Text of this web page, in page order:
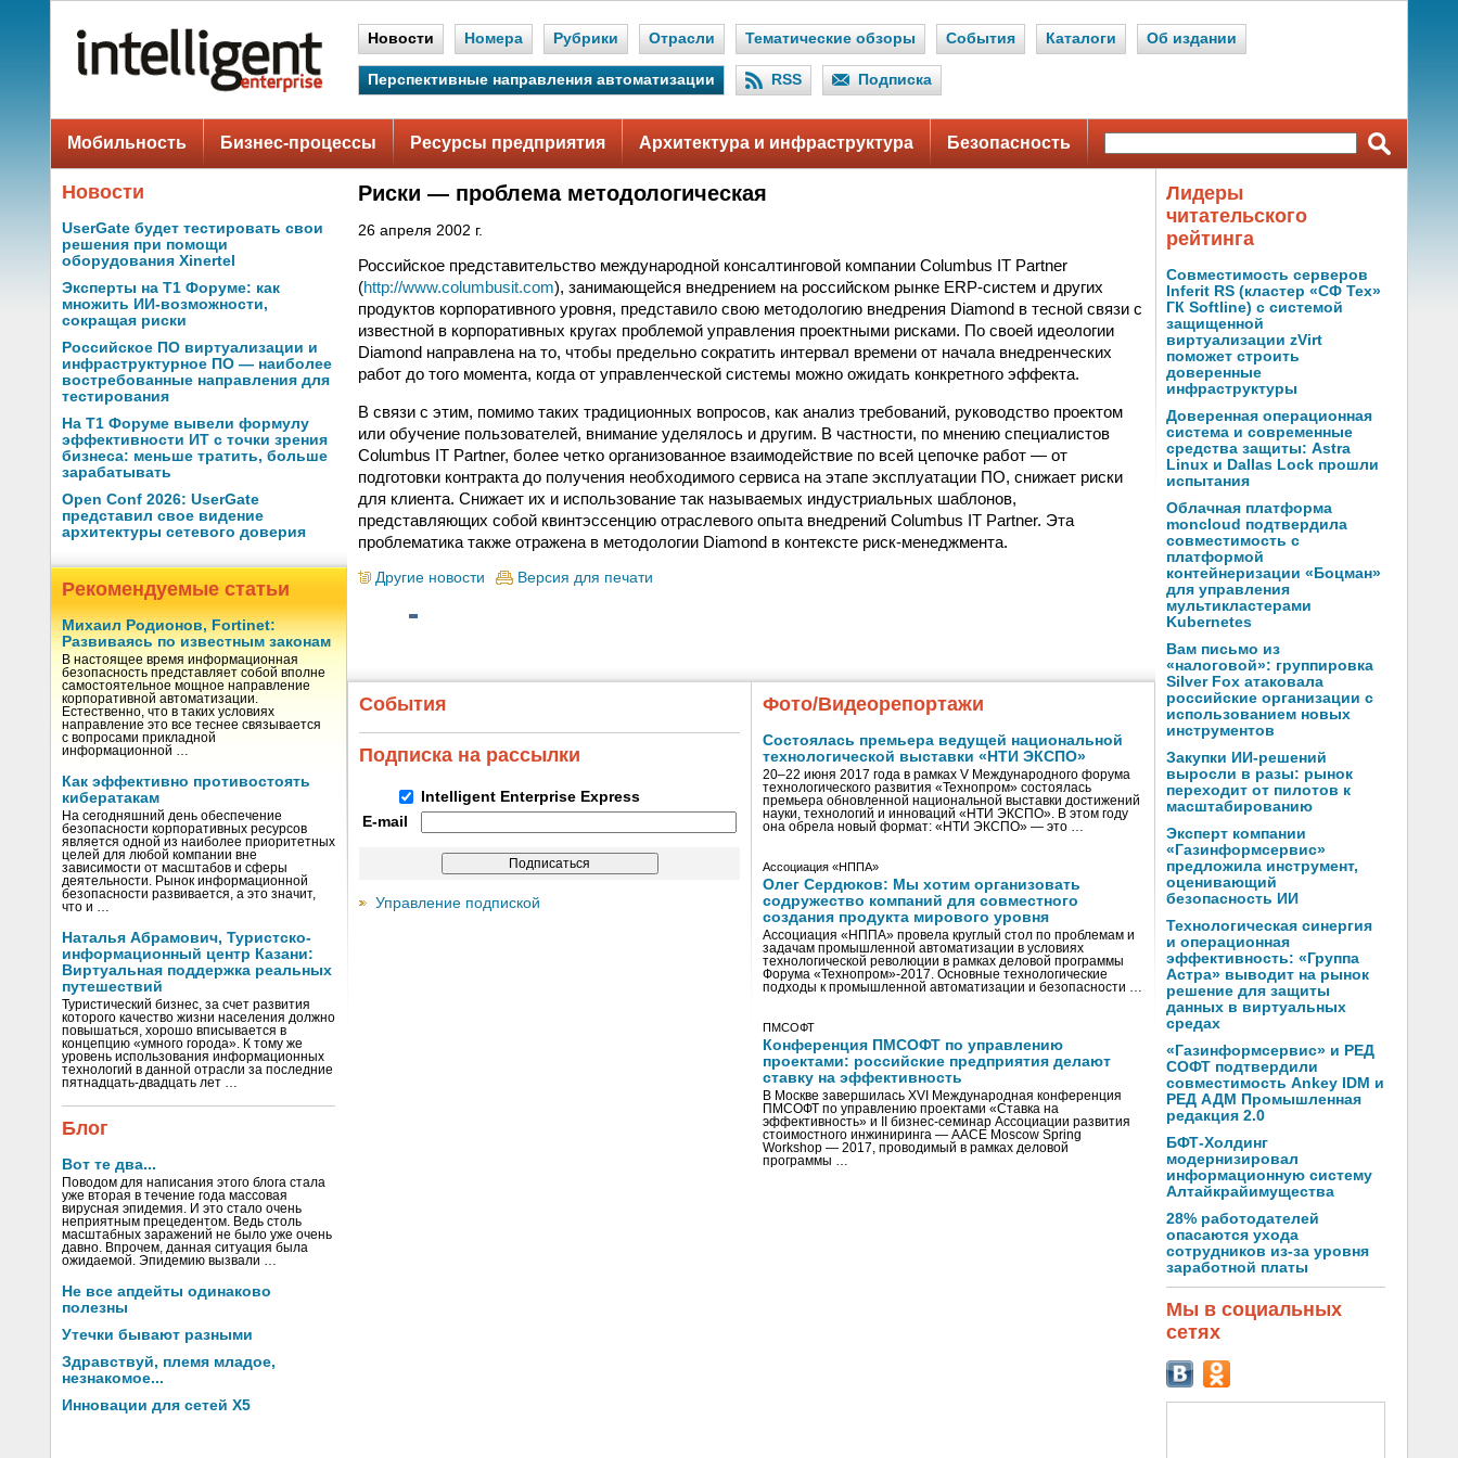
Новости Номера Рубрики Отрасли Тематические обзоры События Каталоги Об издании
Перспективные направления автоматизации RSS Подписка
Мобильность Бизнес-процессы Ресурсы предприятия Архитектура и инфраструктура Безопасность
Новости
UserGate будет тестировать свои
решения при помощи
оборудования Xinertel
Эксперты на Т1 Форуме: как
множить ИИ-возможности,
сокращая риски
Российское ПО виртуализации и
инфраструктурное ПО — наиболее
востребованные направления для
тестирования
На Т1 Форуме вывели формулу
эффективности ИТ с точки зрения
бизнеса: меньше тратить, больше
зарабатывать
Open Conf 2026: UserGate
представил свое видение
архитектуры сетевого доверия
Рекомендуемые статьи
Михаил Родионов, Fortinet:
Развиваясь по известным законам
В настоящее время информационная
безопасность представляет собой вполне
самостоятельное мощное направление
корпоративной автоматизации.
Естественно, что в таких условиях
направление это все теснее связывается
с вопросами прикладной
информационной …
Как эффективно противостоять
кибератакам
На сегодняшний день обеспечение
безопасности корпоративных ресурсов
является одной из наиболее приоритетных
целей для любой компании вне
зависимости от масштабов и сферы
деятельности. Рынок информационной
безопасности развивается, а это значит,
что и …
Наталья Абрамович, Туристско-
информационный центр Казани:
Виртуальная поддержка реальных
путешествий
Туристический бизнес, за счет развития
которого качество жизни населения должно
повышаться, хорошо вписывается в
концепцию «умного города». К тому же
уровень использования информационных
технологий в данной отрасли за последние
пятнадцать-двадцать лет …
Блог
Вот те два...
Поводом для написания этого блога стала
уже вторая в течение года массовая
вирусная эпидемия. И это стало очень
неприятным прецедентом. Ведь столь
масштабных заражений не было уже очень
давно. Впрочем, данная ситуация была
ожидаемой. Эпидемию вызвали …
Не все апдейты одинаково
полезны
Утечки бывают разными
Здравствуй, племя младое,
незнакомое...
Инновации для сетей X5
Риски — проблема методологическая
26 апреля 2002 г.
Российское представительство международной консалтинговой компании Columbus IT Partner
(http://www.columbusit.com), занимающейся внедрением на российском рынке ERP-систем и других
продуктов корпоративного уровня, представило свою методологию внедрения Diamond в тесной связи с
известной в корпоративных кругах проблемой управления проектными рисками. По своей идеологии
Diamond направлена на то, чтобы предельно сократить интервал времени от начала внедренческих
работ до того момента, когда от управленческой системы можно ожидать конкретного эффекта.
В связи с этим, помимо таких традиционных вопросов, как анализ требований, руководство проектом
или обучение пользователей, внимание уделялось и другим. В частности, по мнению специалистов
Columbus IT Partner, более четко организованное взаимодействие по всей цепочке работ — от
подготовки контракта до получения необходимого сервиса на этапе эксплуатации ПО, снижает риски
для клиента. Снижает их и использование так называемых индустриальных шаблонов,
представляющих собой квинтэссенцию отраслевого опыта внедрений Columbus IT Partner. Эта
проблематика также отражена в методологии Diamond в контексте риск-менеджмента.
Другие новости Версия для печати
События
Подписка на рассылки
Intelligent Enterprise Express
E-mail
Управление подпиской
Фото/Видеорепортажи
Состоялась премьера ведущей национальной
технологической выставки «НТИ ЭКСПО»
20–22 июня 2017 года в рамках V Международного форума
технологического развития «Технопром» состоялась
премьера обновленной национальной выставки достижений
науки, технологий и инноваций «НТИ ЭКСПО». В этом году
она обрела новый формат: «НТИ ЭКСПО» — это …
Ассоциация «НППА»
Олег Сердюков: Мы хотим организовать
содружество компаний для совместного
создания продукта мирового уровня
Ассоциация «НППА» провела круглый стол по проблемам и
задачам промышленной автоматизации в условиях
технологической революции в рамках деловой программы
Форума «Технопром»-2017. Основные технологические
подходы к промышленной автоматизации и безопасности …
ПМСОФТ
Конференция ПМСОФТ по управлению
проектами: российские предприятия делают
ставку на эффективность
В Москве завершилась XVI Международная конференция
ПМСОФТ по управлению проектами «Ставка на
эффективность» и II бизнес-семинар Ассоциации развития
стоимостного инжиниринга — AACE Moscow Spring
Workshop — 2017, проводимый в рамках деловой
программы …
Лидеры
читательского
рейтинга
Совместимость серверов
Inferit RS (кластер «СФ Тех»
ГК Softline) с системой
защищенной
виртуализации zVirt
поможет строить
доверенные
инфраструктуры
Доверенная операционная
система и современные
средства защиты: Astra
Linux и Dallas Lock прошли
испытания
Облачная платформа
moncloud подтвердила
совместимость с
платформой
контейнеризации «Боцман»
для управления
мультикластерами
Kubernetes
Вам письмо из
«налоговой»: группировка
Silver Fox атаковала
российские организации с
использованием новых
инструментов
Закупки ИИ-решений
выросли в разы: рынок
переходит от пилотов к
масштабированию
Эксперт компании
«Газинформсервис»
предложила инструмент,
оценивающий
безопасность ИИ
Технологическая синергия
и операционная
эффективность: «Группа
Астра» выводит на рынок
решение для защиты
данных в виртуальных
средах
«Газинформсервис» и РЕД
СОФТ подтвердили
совместимость Ankey IDM и
РЕД АДМ Промышленная
редакция 2.0
БФТ-Холдинг
модернизировал
информационную систему
Алтайкрайимущества
28% работодателей
опасаются ухода
сотрудников из-за уровня
заработной платы
Мы в социальных
сетях